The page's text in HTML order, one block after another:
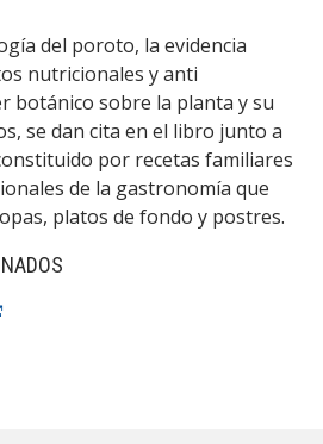
del poroto, la evidencia
nutricionales y anti
botánico sobre la planta y su
se dan cita en el libro junto a
por recetas familiares
de la gastronomía que
platos de fondo y postres.